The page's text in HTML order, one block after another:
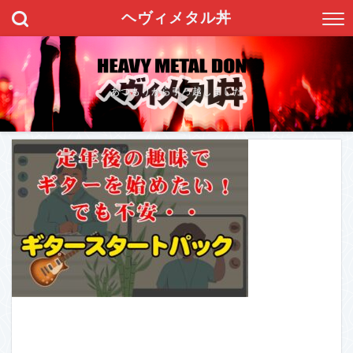
ヘヴィメタル丼
あつもりから引っ越しました